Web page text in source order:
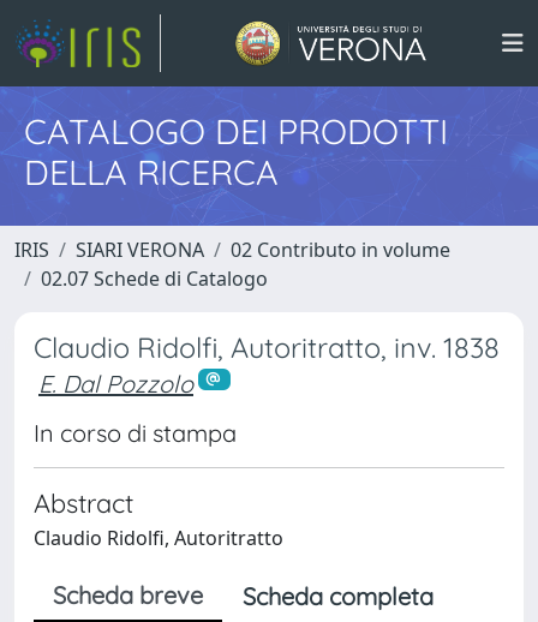
CATALOGO DEI PRODOTTI
DELLA RICERCA
IRIS SIARI VERONA
02 Contributo in volume
02.07 Schede di Catalogo
Claudio Ridolfi, Autoritratto, inv. 1838
E. Dal Pozzolo
In corso di stampa
Abstract
Claudio Ridolfi, Autoritratto
Scheda breve
Scheda completa